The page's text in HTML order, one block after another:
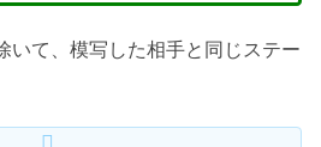
いて、模写した相手と同じステー